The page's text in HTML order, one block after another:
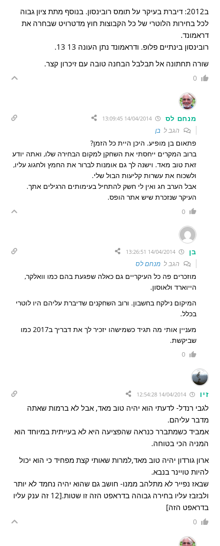
ב2012: דיברת בעיקר על תומס רובינסון. בנוסף מתת ציון גבוה
לכל בחירות הלוטרי של כל הקבוצות חוץ מדטרויט שבחרה את
דראמונד.
רובינסון בינתיים פלופ. ודראמונד נתן העונה 13 13.
שורה תחתונה אל תבלבל הבחנה טובה עם זיכרון קצר.
0
מנחם לס 14/04/2014 13:09:45
הגב ל בן
פתאום בן מופיע. היכן היית כל הזמן?
ברוב המקרים ייחסתי את השחקן למקום הבחירה שלו, ואתה יודע
זאת טוב מאד. וישנה לך גם אומנות לברור את החמץ ולחגוג עליו,
ולשכוח את עשרות קליעות הבול שלי.
אבל הערב חג ואין לי חשק להתחיל בעימותים הרגילים אתך.
העיקר שנזכרת שיש אתר הופס.
0
בן
הגב למנחם לס
מוזכרים פה כל העיקריים גם כאלה שפגעת בהם כמו וואלקר,
הייוארד ולאוסון.
המיקום נילקח בחשבון. ורוב השחקנים שדיברת עליהם היו לוטרי
בכלל.
מעניין אותי מה תגיד כשמישהו יזכיר לך את דבריך ב2017 כמו
שביקשת.
0
זיו
לגבי רנדל- לדעתי הוא יהיה טוב מאד, אבל לא ברמות שאתה
מדבר עליהם.
אמביד כשמתברר כנראה שהפציעה היא לא בעייתית במיוחד הוא
המניה הכי בטוחה.
ארון גורדון יהיה טוב מאד,למרות שאותי קצת מפחיד כי הוא יכול
להיות טויינר בנבא.
שבאז נפייר לא מתלהב ממנו- חושב גם שהוא יהיה נחמד לא יותר
ולבזבז עליו בחירה גבוהה בדראפט הזה זו שטות.[12 זה ענק עליו
בדראפט הזה]
0